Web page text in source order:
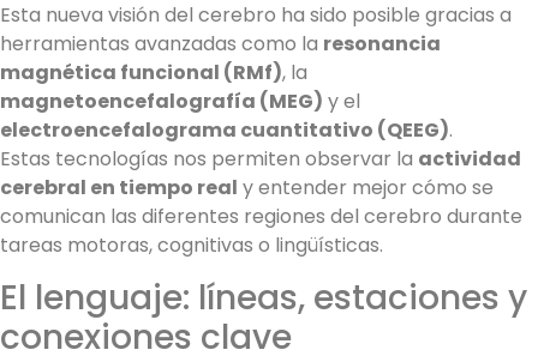
Esta nueva visión del cerebro ha sido posible gracias a
herramientas avanzadas como la resonancia
magnética funcional (RMf), la
magnetoencefalografía (MEG) y el
electroencefalograma cuantitativo (QEEG).
Estas tecnologías nos permiten observar la actividad
cerebral en tiempo real y entender mejor cómo se
comunican las diferentes regiones del cerebro durante
tareas motoras, cognitivas o lingüísticas.
El lenguaje: líneas, estaciones y
conexiones clave